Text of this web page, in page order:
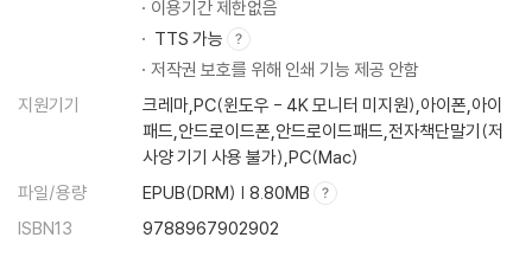
이용기간 제한없음
TTS 가능
저작권 보호를 위해 인쇄 기능 제공 안함
지원기기
크레마,PC(윈도우 - 4K 모니터 미지원),아이폰,아이
패드,안드로이드폰,안드로이드패드,전자책단말기(저
사양 기기 사용 불가),PC(Mac)
파일/용량
EPUB(DRM) | 8.80MB
ISBN13
9788967902902